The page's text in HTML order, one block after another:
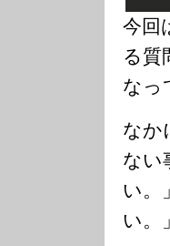
今回
る質
なっ
なか
ない
い。
い。